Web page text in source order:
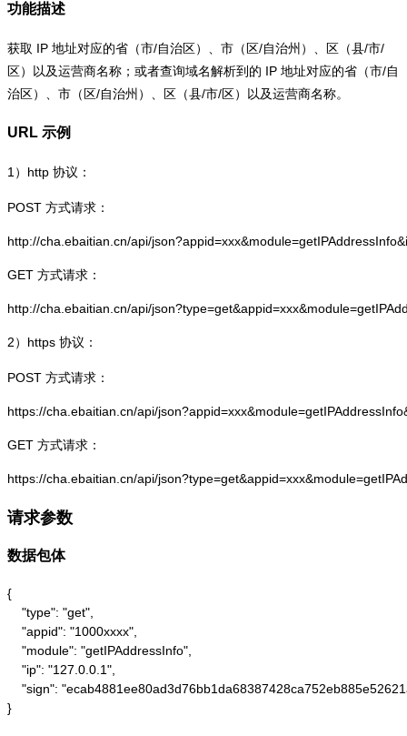
功能描述
获取 IP 地址对应的省（市/自治区）、市（区/自治州）、区（县/市/
区）以及运营商名称；或者查询域名解析到的 IP 地址对应的省（市/自
治区）、市（区/自治州）、区（县/市/区）以及运营商名称。
URL 示例
1） http 协议：
POST 方式请求：
http://cha.ebaitian.cn/api/
GET 方式请求：
http://cha.ebaitian.cn/api/
2） https 协议：
POST 方式请求：
https://cha.ebaitian.cn/api/
GET 方式请求：
https://cha.ebaitian.cn/api/
请求参数
数据包体
{
    "type": "get",
    "appid": "1000xxxx",
    "module": "getIPAddressInfo",
    "ip": "127.0.0.1",
"sign":
}